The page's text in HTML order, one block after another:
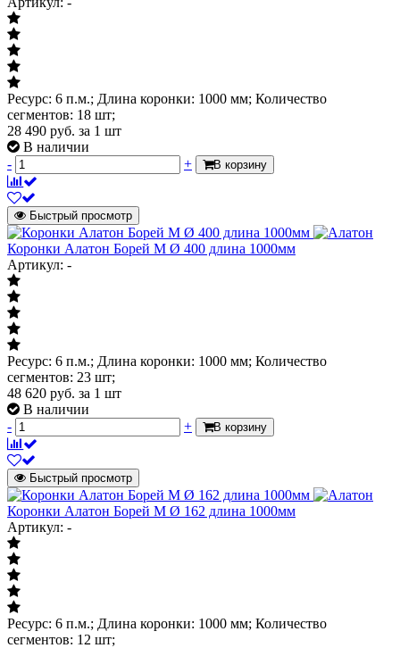
Ресурс: 6 п.м.; Длина коронки: 1000 мм; Количество
сегментов: 18 шт;
28 490 руб. за 1 шт
В наличии
-
+ В корзину
Быстрый просмотр
Коронки Алатон Борей М Ø 400 длина 1000мм
Артикул: -
Ресурс: 6 п.м.; Длина коронки: 1000 мм; Количество
сегментов: 23 шт;
48 620 руб. за 1 шт
В наличии
-
+ В корзину
Быстрый просмотр
Коронки Алатон Борей М Ø 162 длина 1000мм
Артикул: -
Ресурс: 6 п.м.; Длина коронки: 1000 мм; Количество
сегментов: 12 шт;